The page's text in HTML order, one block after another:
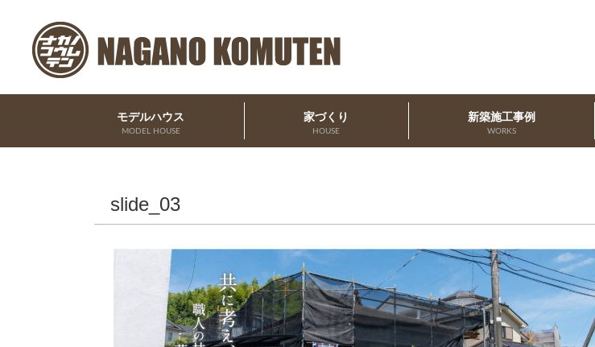
モデルハウス
MODEL HOUSE
家づくり
HOUSE
新築施工事例
WORKS
slide_03